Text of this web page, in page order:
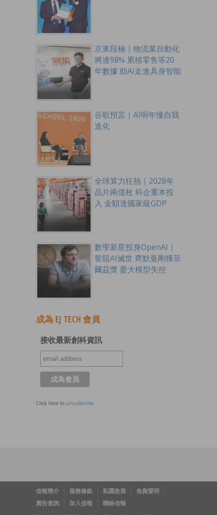
京東段楠｜物流業自動化
將達98% 累積零售等20
年數據 助AI走進具身智能
谷歌預言｜AI明年懂自我
進化
全球算力狂熱｜2028年
晶片兩億枚 科企重本投
入 金額達國家級GDP
數學新星投身OpenAI｜
誓阻AI滅世 齊默曼剛獲菲
爾茲獎 憂大模型失控
成為 EJ TECH 會員
接收最新創科資訊
Click here to unsubscribe
信報簡介 服務條款 私隱政策
免責聲明
廣告查詢
加入信報 聯絡信報